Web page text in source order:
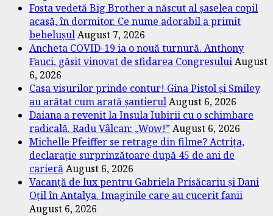
Fosta vedetă Big Brother a născut al șaselea copil
acasă, în dormitor. Ce nume adorabil a primit
bebelușulAugust 7, 2026
Ancheta COVID-19 ia o nouă turnură. Anthony
Fauci, găsit vinovat de sfidarea CongresuluiAugust
6, 2026
Casa visurilor prinde contur! Gina Pistol și Smiley
au arătat cum arată șantierulAugust 6, 2026
Daiana a revenit la Insula Iubirii cu o schimbare
radicală. Radu Vâlcan: „Wow!”August 6, 2026
Michelle Pfeiffer se retrage din filme? Actrița,
declarație surprinzătoare după 45 de ani de
carierăAugust 6, 2026
Vacanță de lux pentru Gabriela Prisăcariu și Dani
Oțil în Antalya. Imaginile care au cucerit fanii
August 6, 2026